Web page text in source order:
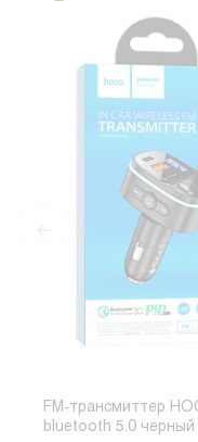
FM-трансмиттер
bluetooth 5.0 черный